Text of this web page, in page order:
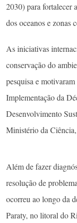
2030) para fortalecer
dos oceanos e zonas
As iniciativas
conservação do
pesquisa e
Implementação da
Desenvolvimento
Ministério da
Além de fazer
resolução de
ocorreu ao longo da
Paraty, no litoral do